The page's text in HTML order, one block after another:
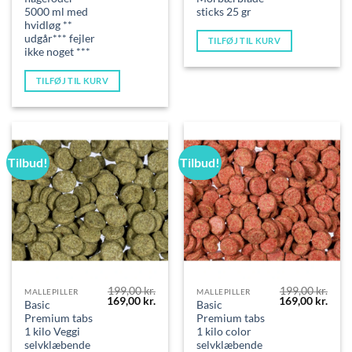
5000 ml med
hvidløg **
udgår*** fejler
ikke noget ***
TILFØJ TIL KURV
sticks 25 gr
TILFØJ TIL KURV
Tilbud!
MALLEPILLER
Basic
Premium tabs
1 kilo Veggi
selvklæbende
199,00kr.
Den
oprindelige
169,00 kr.
169,00 kr..
Tilbud!
MALLEPILLER
Basic
Premium tabs
1 kilo color
selvklæbende
199,00kr.
Den
oprindelige
169,00 kr.